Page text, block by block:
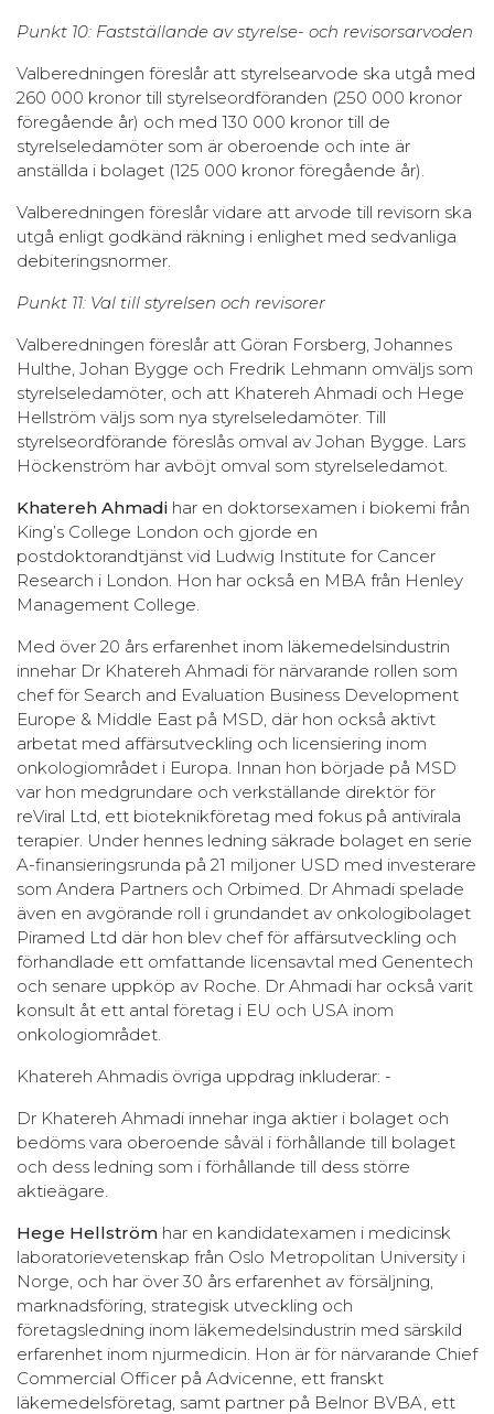
Punkt 10: Fastställande av styrelse- och revisorsarvoden
Valberedningen föreslår att styrelsearvode ska utgå med
260 000 kronor till styrelseordföranden (250 000 kronor
föregående år) och med 130 000 kronor till de
styrelseledamöter som är oberoende och inte är
anställda i bolaget (125 000 kronor föregående år).
Valberedningen föreslår vidare att arvode till revisorn ska
utgå enligt godkänd räkning i enlighet med sedvanliga
debiteringsnormer.
Punkt 11: Val till styrelsen och revisorer
Valberedningen föreslår att Göran Forsberg, Johannes
Hulthe, Johan Bygge och Fredrik Lehmann omväljs som
styrelseledamöter, och att Khatereh Ahmadi och Hege
Hellström väljs som nya styrelseledamöter. Till
styrelseordförande föreslås omval av Johan Bygge. Lars
Höckenström har avböjt omval som styrelseledamot.
Khatereh Ahmadi har en doktorsexamen i biokemi från
King’s College London och gjorde en
postdoktorandtjänst vid Ludwig Institute for Cancer
Research i London. Hon har också en MBA från Henley
Management College.
Med över 20 års erfarenhet inom läkemedelsindustrin
innehar Dr Khatereh Ahmadi för närvarande rollen som
chef för Search and Evaluation Business Development
Europe & Middle East på MSD, där hon också aktivt
arbetat med affärsutveckling och licensiering inom
onkologiområdet i Europa. Innan hon började på MSD
var hon medgrundare och verkställande direktör för
reViral Ltd, ett bioteknikföretag med fokus på antivirala
terapier. Under hennes ledning säkrade bolaget en serie
A-finansieringsrunda på 21 miljoner USD med investerare
som Andera Partners och Orbimed. Dr Ahmadi spelade
även en avgörande roll i grundandet av onkologibolaget
Piramed Ltd där hon blev chef för affärsutveckling och
förhandlade ett omfattande licensavtal med Genentech
och senare uppköp av Roche. Dr Ahmadi har också varit
konsult åt ett antal företag i EU och USA inom
onkologiområdet.
Khatereh Ahmadis övriga uppdrag inkluderar: -
Dr Khatereh Ahmadi innehar inga aktier i bolaget och
bedöms vara oberoende såväl i förhållande till bolaget
och dess ledning som i förhållande till dess större
aktieägare.
Hege Hellström har en kandidatexamen i medicinsk
laboratorievetenskap från Oslo Metropolitan University i
Norge, och har över 30 års erfarenhet av försäljning,
marknadsföring, strategisk utveckling och
företagsledning inom läkemedelsindustrin med särskild
erfarenhet inom njurmedicin. Hon är för närvarande Chief
Commercial Officer på Advicenne, ett franskt
läkemedelsföretag, samt partner på Belnor BVBA, ett